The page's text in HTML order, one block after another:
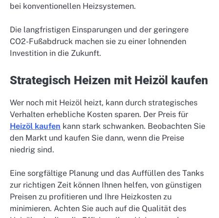
bei konventionellen Heizsystemen.
Die langfristigen Einsparungen und der geringere
CO2-Fußabdruck machen sie zu einer lohnenden
Investition in die Zukunft.
Strategisch Heizen mit Heizöl kaufen
Wer noch mit Heizöl heizt, kann durch strategisches
Verhalten erhebliche Kosten sparen. Der Preis für
Heizöl kaufen kann stark schwanken. Beobachten Sie
den Markt und kaufen Sie dann, wenn die Preise
niedrig sind.
Eine sorgfältige Planung und das Auffüllen des Tanks
zur richtigen Zeit können Ihnen helfen, von günstigen
Preisen zu profitieren und Ihre Heizkosten zu
minimieren. Achten Sie auch auf die Qualität des